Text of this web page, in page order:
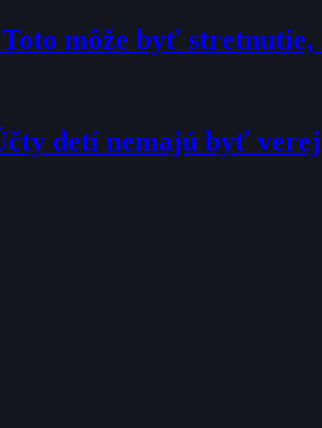
môže byť
detí nemajú byť